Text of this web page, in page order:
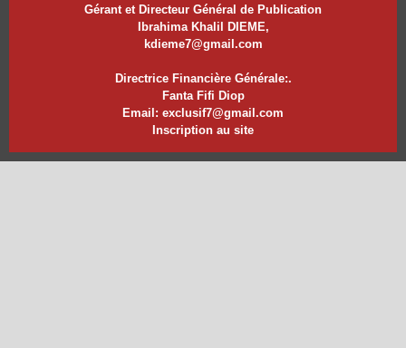
Gérant et Directeur Général de Publication
Ibrahima Khalil DIEME,
kdieme7@gmail.com
Directrice Financière Générale:.
Fanta Fifi Diop
Email: exclusif7@gmail.com
Inscription au site